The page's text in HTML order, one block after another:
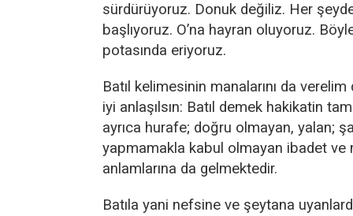
sürdürüyoruz. Donuk değiliz. Her
başlıyoruz. O’na hayran oluyoruz.
potasında eriyoruz.
Batıl kelimesinin manalarını da
iyi anlaşılsın: Batıl demek hakikatin
ayrıca hurafe; doğru olmayan, yalan;
yapmamakla kabul olmayan ibadet ve
anlamlarına da gelmektedir.
Batıla yani nefsine ve şeytana